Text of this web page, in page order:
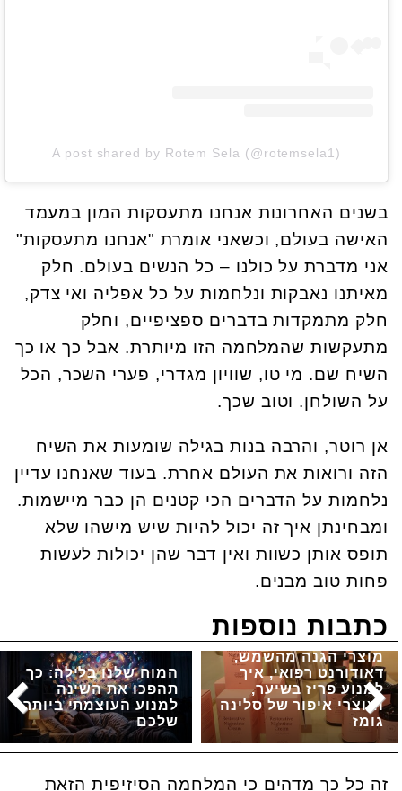
A post shared by Rotem Sela (@rotemsela1)
בשנים האחרונות אנחנו מתעסקות המון במעמד
האישה בעולם, וכשאני אומרת "אנחנו מתעסקות"
אני מדברת על כולנו – כל הנשים בעולם. חלק
מאיתנו נאבקות ונלחמות על כל אפליה ואי צדק,
חלק מתמקדות בדברים ספציפיים, וחלק
מתעקשות שהמלחמה הזו מיותרת. אבל כך או כך
השיח שם. מי טו, שוויון מגדרי, פערי השכר, הכל
על השולחן. וטוב שכך.
אן רוטר, והרבה בנות בגילה שומעות את השיח
הזה ורואות את העולם אחרת. בעוד שאנחנו עדיין
נלחמות על הדברים הכי קטנים הן כבר מיישמות.
ומבחינתן איך זה יכול להיות שיש מישהו שלא
תופס אותן כשוות ואין דבר שהן יכולות לעשות
פחות טוב מבנים.
כתבות נוספות
המוח שלנו בלילה: כך
תהפכו את השינה
למנוע העוצמתי ביותר
שלכם
מוצרי הגנה מהשמש,
דאודורנט רפואי, איך
למנוע פריז בשיער,
ומוצרי איפור של סלינה
גומז
זה כל כך מדהים כי המלחמה הסיזיפית הזאת